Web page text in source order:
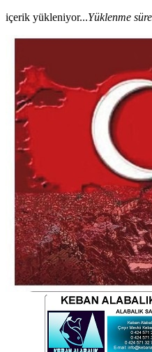
içerik yükleniyor...Yüklenme